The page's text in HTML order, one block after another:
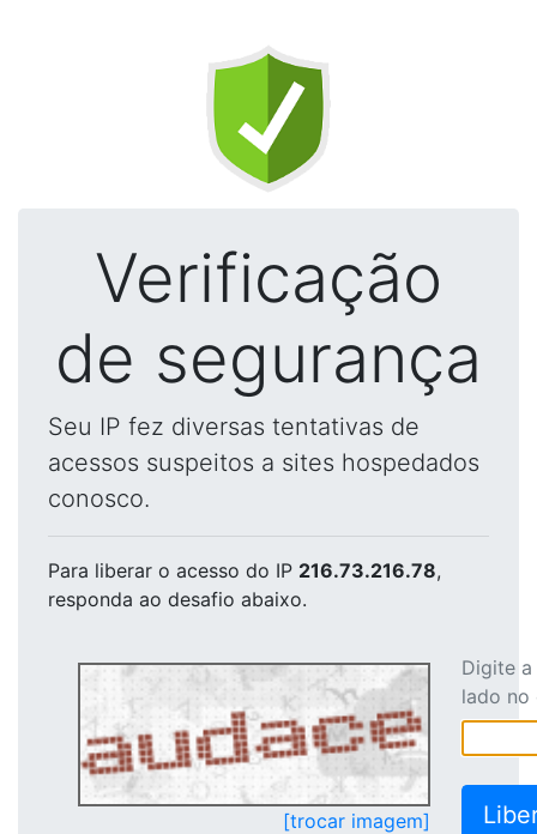
Verificação
de segurança
Seu IP fez diversas tentativas de
acessos suspeitos a sites hospedados
conosco.
Para liberar o acesso do IP 216.73.216.78,
responda ao desafio abaixo.
[trocar imagem]
Digite
lado no